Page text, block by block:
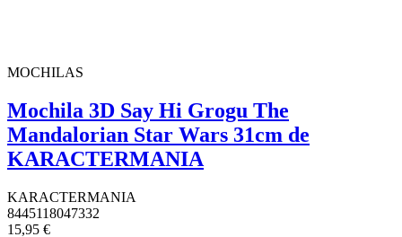
MOCHILAS
Mochila 3D Say Hi Grogu The
Mandalorian Star Wars 31cm de
KARACTERMANIA
KARACTERMANIA
8445118047332
15,95 €